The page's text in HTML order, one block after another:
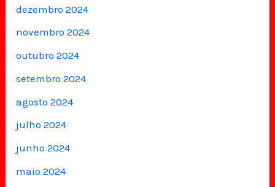
dezembro 2024
novembro 2024
outubro 2024
setembro 2024
agosto 2024
julho 2024
junho 2024
maio 2024